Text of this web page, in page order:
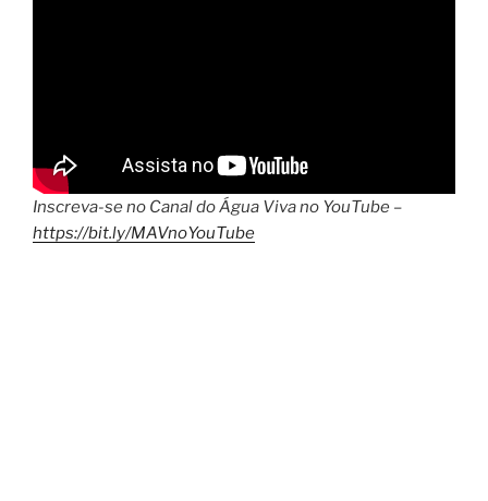
Inscreva-se no Canal do Água Viva no YouTube –
https://bit.ly/MAVnoYouTube